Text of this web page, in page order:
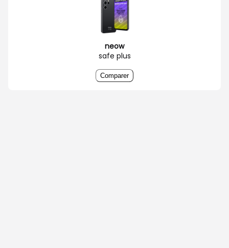
neow
safe plus
Comparer